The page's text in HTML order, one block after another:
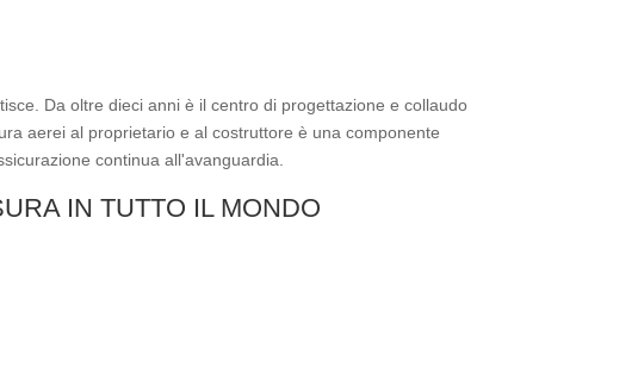
Da oltre dieci anni è il centro di progettazione e collaudo
aerei al proprietario e al costruttore è una componente
continua all'avanguardia.
IN TUTTO IL MONDO